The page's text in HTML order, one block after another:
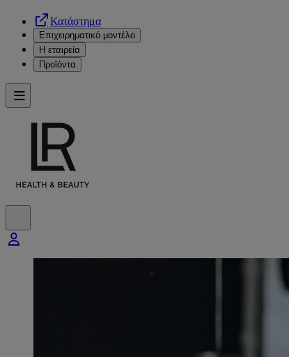
Κατάστημα
Επιχειρηματικό μοντέλο
Η εταιρεία
Προϊόντα